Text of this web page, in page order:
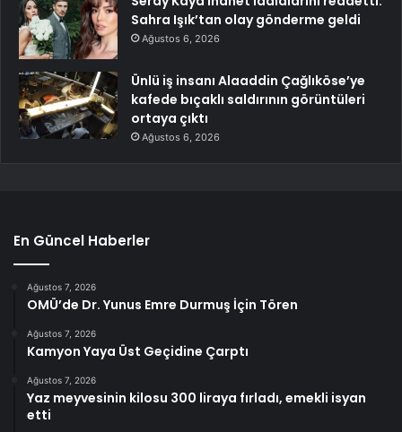
Sahra Işık’tan olay gönderme geldi
Ağustos 6, 2026
Ünlü iş insanı Alaaddin Çağlıköse’ye
kafede bıçaklı saldırının görüntüleri
ortaya çıktı
Ağustos 6, 2026
En Güncel Haberler
Ağustos 7, 2026
OMÜ’de Dr. Yunus Emre Durmuş İçin Tören
Ağustos 7, 2026
Kamyon Yaya Üst Geçidine Çarptı
Ağustos 7, 2026
Yaz meyvesinin kilosu 300 liraya fırladı, emekli isyan
etti